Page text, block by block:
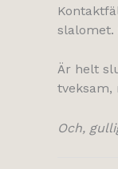
slalomet.
Är helt
tveksam,
Och,